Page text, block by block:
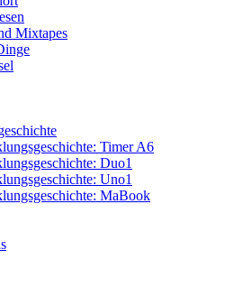
Mixtapes
Timer A6
Duo1
Uno1
MaBook